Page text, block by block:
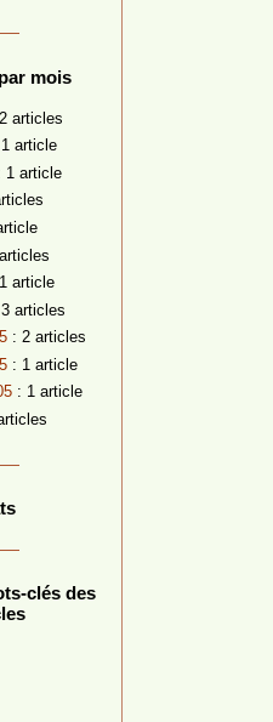
mois
articles
article
1 article
article
articles
: 2 articles
: 1 article
: 1 article
clés des